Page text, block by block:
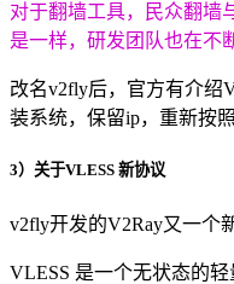
对于翻墙工具，民众翻墙
是一样，研发团队也在不
改名v2fly后，官方有介绍
装系统，保留ip，重新按
3）关于VLESS 新协议
v2fly开发的V2Ray又一个
VLESS 是一个无状态的